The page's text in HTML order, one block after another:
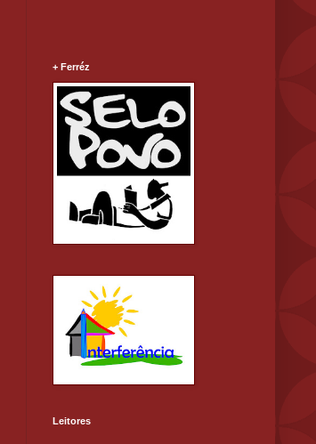
+ Ferréz
Leitores